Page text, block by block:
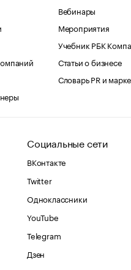
Вебинары
Мероприятия
Учебник РБК
Статьи о бизнесе
Словарь PR и
Социальные сети
ВКонтакте
Twitter
Одноклассники
YouTube
Telegram
Дзен